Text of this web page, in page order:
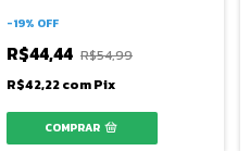
-19% OFF
R$44,44 R$54,99
R$42,22comPix